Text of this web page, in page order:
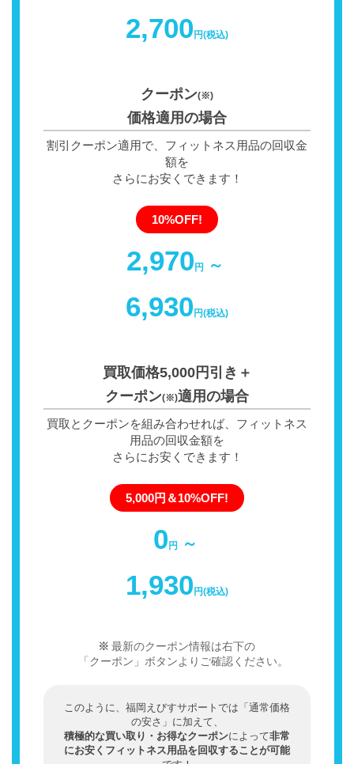
2,700 円(税込)
クーポン(※)
価格適用の場合
割引クーポン適用で、フィットネス用品の回収金
額を
さらにお安くできます！
10%OFF!
2,970 円 ～
6,930 円(税込)
買取価格5,000円引き＋
クーポン(※)適用の場合
買取とクーポンを組み合わせれば、フィットネス
用品の回収金額を
さらにお安くできます！
5,000円＆10%OFF!
0 円 ～
1,930 円(税込)
最新のクーポン情報は右下の
「クーポン」ボタンよりご確認ください。
このように、福岡えびすサポートでは「通常価格
の安さ」に加えて、
積極的な買い取り・お得なクーポンによって非常
にお安くフィットネス用品を回収することが可能